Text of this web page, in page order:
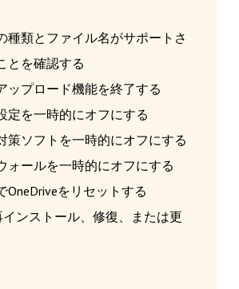
種類とファイル名がサポートさ
とを確認する
ップロード機能を終了する
定を一時的にオフにする
策ソフトを一時的にオフにする
ォールを一時的にオフにする
OneDriveをリセットする
ンストール、修復、または更